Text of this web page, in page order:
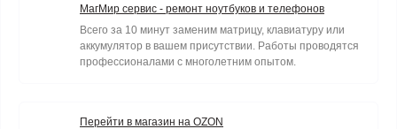
МагМир сервис - ремонт ноутбуков и телефонов
Всего за 10 минут заменим матрицу, клавиатуру или
аккумулятор в вашем присутствии. Работы проводятся
профессионалами с многолетним опытом.
Перейти в магазин на OZON